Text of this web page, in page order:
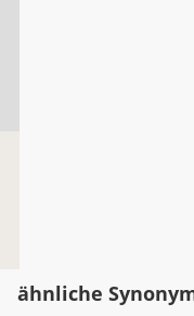
ähnliche